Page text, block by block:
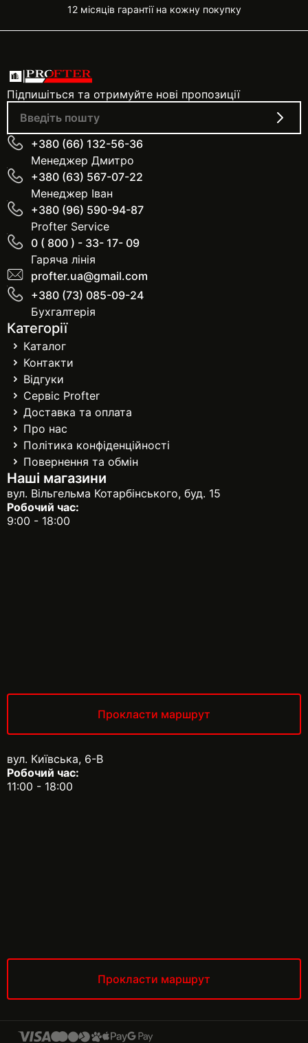
12 місяців гарантії на кожну покупку
Підпишіться та отримуйте нові пропозиції
+380 (66) 132-56-36
Менеджер Дмитро
+380 (63) 567-07-22
Менеджер Іван
+380 (96) 590-94-87
Profter Service
0 ( 800 ) - 33- 17- 09
Гаряча лінія
profter.ua@gmail.com
+380 (73) 085-09-24
Бухгалтерія
Категорії
Каталог
Контакти
Відгуки
Сервіс Profter
Доставка та оплата
Про нас
Політика конфіденційності
Повернення та обмін
Наші магазини
вул. Вільгельма Котарбінського, буд. 15
Робочий час:
9:00 - 18:00
Прокласти маршрут
вул. Київська, 6-В
Робочий час:
11:00 - 18:00
Прокласти маршрут